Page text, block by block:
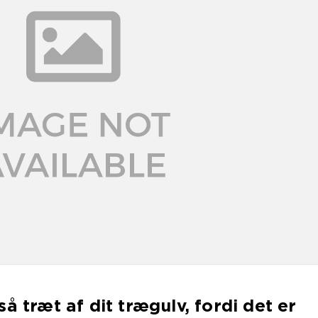
træt af dit trægulv, fordi det er